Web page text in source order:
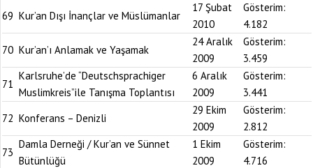
69 Kur’an Dışı İnançlar ve Müslümanlar
17 Şubat
2010
Gösterim:
4.182
70 Kur’an’ı Anlamak ve Yaşamak
24 Aralık
2009
Gösterim:
3.459
71
Karlsruhe’de “Deutschsprachiger
Muslimkreis”ile Tanışma Toplantısı
6 Aralık
2009
Gösterim:
3.441
72 Konferans – Denizli
29 Ekim
2009
Gösterim:
2.812
73
Damla Derneği / Kur’an ve Sünnet
Bütünlüğü
1 Ekim
2009
Gösterim:
4.716